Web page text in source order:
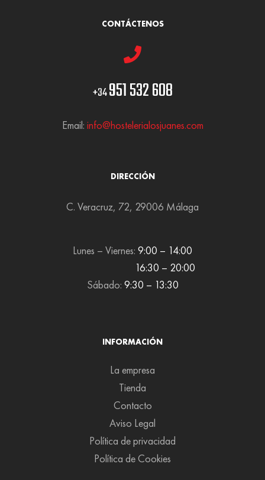
CONTÁCTENOS
+34951 532 608
Email: info@hostelerialosjuanes.com
DIRECCIÓN
C. Veracruz, 72, 29006 Málaga
Lunes – Viernes: 9:00 – 14:00
16:30 – 20:00
Sábado: 9:30 – 13:30
INFORMACIÓN
La empresa
Tienda
Contacto
Aviso Legal
Política de privacidad
Política de Cookies